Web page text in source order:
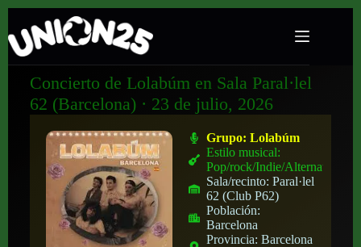
Concierto de Lolabúm en Sala Paral·lel
62 (Barcelona) · 23 de julio, 2026
Grupo:Lolabúm
Estilo musical:
Pop/rock/Indie/Alternativo
Sala/recinto:Paral·lel
62 (Club P62)
Población:
Barcelona
Provincia:Barcelona